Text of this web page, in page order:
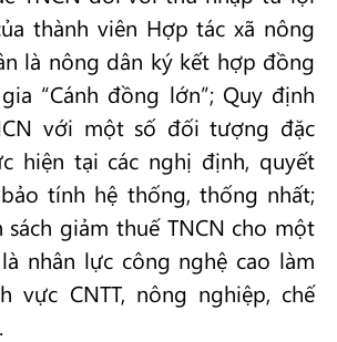
thành viên Hợp tác xã nông
là nông dân ký kết hợp đồng
“Cánh đồng lớn”; Quy định
với một số đối tượng đặc
hiện tại các nghị định, quyết
tính hệ thống, thống nhất;
sách giảm thuế TNCN cho một
nhân lực công nghệ cao làm
vực CNTT, nông nghiệp, chế